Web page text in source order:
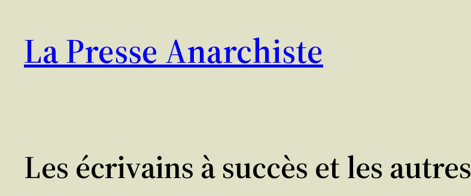
contenu
La Presse Anarchiste
Les écrivains à succès et les autres